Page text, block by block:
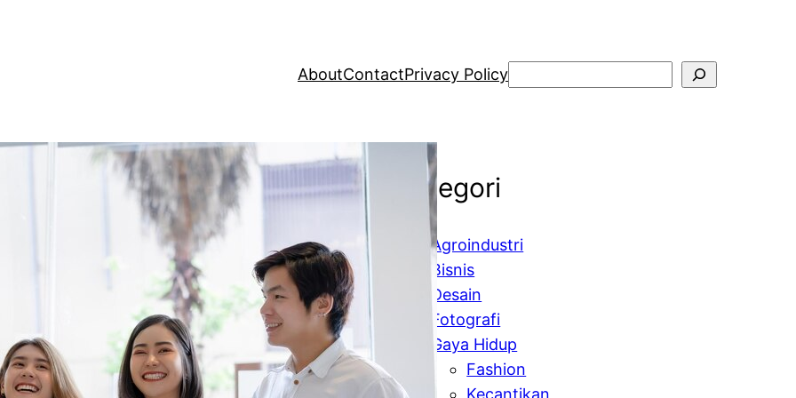
AboutContactPrivacy PolicySearch
Kategori
Agroindustri
Bisnis
Desain
Fotografi
Gaya Hidup
Fashion
Kecantikan